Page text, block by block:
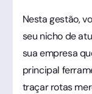
Nesta gestão,
seu nicho de
sua empresa
principal
traçar rotas